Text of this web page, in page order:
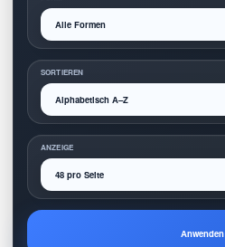
SORTIEREN
ANZEIGE
Anwenden